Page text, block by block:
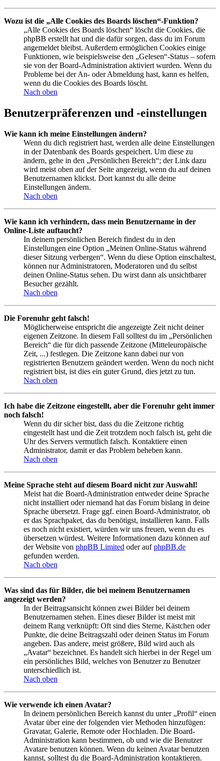
Wozu ist die „Alle Cookies des Boards löschen“-Funktion?
„Alle Cookies des Boards löschen“ löscht die Cookies, die
phpBB erstellt hat und die dafür sorgen, dass du im Forum
angemeldet bleibst. Außerdem ermöglichen Cookies einige
Funktionen, wie beispielsweise den „Gelesen“-Status – sofern
sie von der Board-Administration aktiviert wurden. Wenn du
Probleme bei der An- oder Abmeldung hast, kann es helfen,
wenn du die Cookies des Boards löscht.
Nach oben
Benutzerpräferenzen und -einstellungen
Wie kann ich meine Einstellungen ändern?
Wenn du dich registriert hast, werden alle deine Einstellungen
in der Datenbank des Boards gespeichert. Um diese zu
ändern, gehe in den „Persönlichen Bereich“; der Link dazu
wird meist oben auf der Seite angezeigt, wenn du auf deinen
Benutzernamen klickst. Dort kannst du alle deine
Einstellungen ändern.
Nach oben
Wie kann ich verhindern, dass mein Benutzername in der
Online-Liste auftaucht?
In deinem persönlichen Bereich findest du in den
Einstellungen eine Option „Meinen Online-Status während
dieser Sitzung verbergen“. Wenn du diese Option einschaltest,
können nur Administratoren, Moderatoren und du selbst
deinen Online-Status sehen. Du wirst dann als unsichtbarer
Besucher gezählt.
Nach oben
Die Forenuhr geht falsch!
Möglicherweise entspricht die angezeigte Zeit nicht deiner
eigenen Zeitzone. In diesem Fall solltest du im „Persönlichen
Bereich“ die für dich passende Zeitzone (Mitteleuropäische
Zeit, ...) festlegen. Die Zeitzone kann dabei nur von
registrierten Benutzern geändert werden. Wenn du noch nicht
registriert bist, ist dies ein guter Grund, dies jetzt zu tun.
Nach oben
Ich habe die Zeitzone eingestellt, aber die Forenuhr geht immer
noch falsch!
Wenn du dir sicher bist, dass du die Zeitzone richtig
eingestellt hast und die Zeit trotzdem noch falsch ist, geht die
Uhr des Servers vermutlich falsch. Kontaktiere einen
Administrator, damit er das Problem beheben kann.
Nach oben
Meine Sprache steht auf diesem Board nicht zur Auswahl!
Meist hat die Board-Administration entweder deine Sprache
nicht installiert oder niemand hat das Forum bislang in deine
Sprache übersetzt. Frage ggf. einen Board-Administrator, ob
er das Sprachpaket, das du benötigst, installieren kann. Falls
es noch nicht existiert, würden wir uns freuen, wenn du es
übersetzen würdest. Weitere Informationen dazu können auf
der Website von phpBB Limited oder aufphpBB.de
gefunden werden.
Nach oben
Was sind das für Bilder, die bei meinem Benutzernamen
angezeigt werden?
In der Beitragsansicht können zwei Bilder bei deinem
Benutzernamen stehen. Eines dieser Bilder ist meist mit
deinem Rang verknüpft: Oft sind dies Sterne, Kästchen oder
Punkte, die deine Beitragszahl oder deinen Status im Forum
angeben. Das andere, meist größere, Bild wird auch als
„Avatar“ bezeichnet. Es handelt sich hierbei in der Regel um
ein persönliches Bild, welches von Benutzer zu Benutzer
unterschiedlich ist.
Nach oben
Wie verwende ich einen Avatar?
In deinem persönlichen Bereich kannst du unter „Profil“ einen
Avatar über eine der folgenden vier Methoden hinzufügen:
Gravatar, Galerie, Remote oder Hochladen. Die Board-
Administration kann bestimmen, ob und wie die Benutzer
Avatare benutzen können. Wenn du keinen Avatar benutzen
kannst, solltest du die Board-Administration kontaktieren.